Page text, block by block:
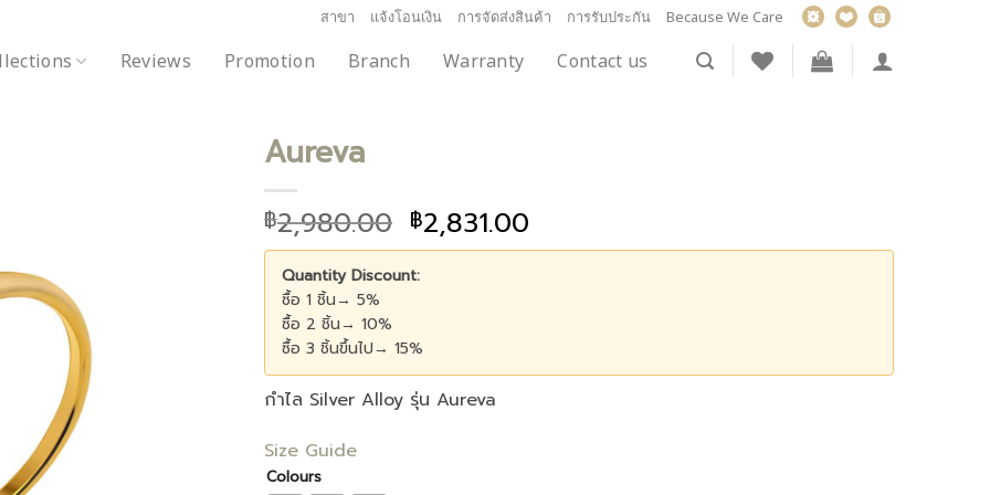
สาขา แจ้งโอนเงิน การจัดส่งสินค้า การรับประกัน Because We Care
Reviews Promotion Branch Warranty Contact us
Aureva
฿2,980.00 ฿2,831.00
Quantity Discount:
ซื้อ 1 ชิ้น→ 5%
ซื้อ 2 ชิ้น→ 10%
ซื้อ 3 ชิ้นขึ้นไป→ 15%
กำไล Silver Alloy รุ่น Aureva
Size Guide
Colours